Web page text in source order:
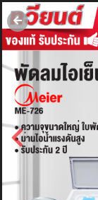
username
password
LOGIN